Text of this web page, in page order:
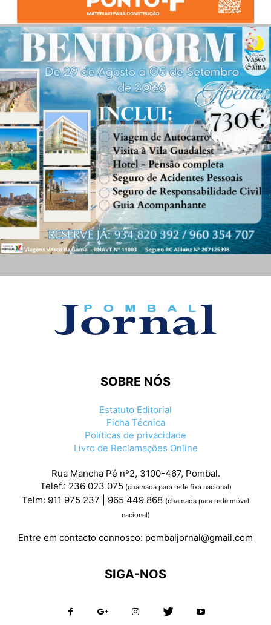
SOBRE NÓS
Estatuto Editorial
Ficha Técnica
Políticas de privacidade
Livro de Reclamações Online
Rua Mancha Pé nº2, 3100-467, Pombal.
Telef.: 236 023 075 (chamada para rede fixa nacional)
Telm: 911 975 237 | 965 449 868 (chamada para rede móvel
nacional)
Entre em contacto connosco: pombaljornal@gmail.com
SIGA-NOS